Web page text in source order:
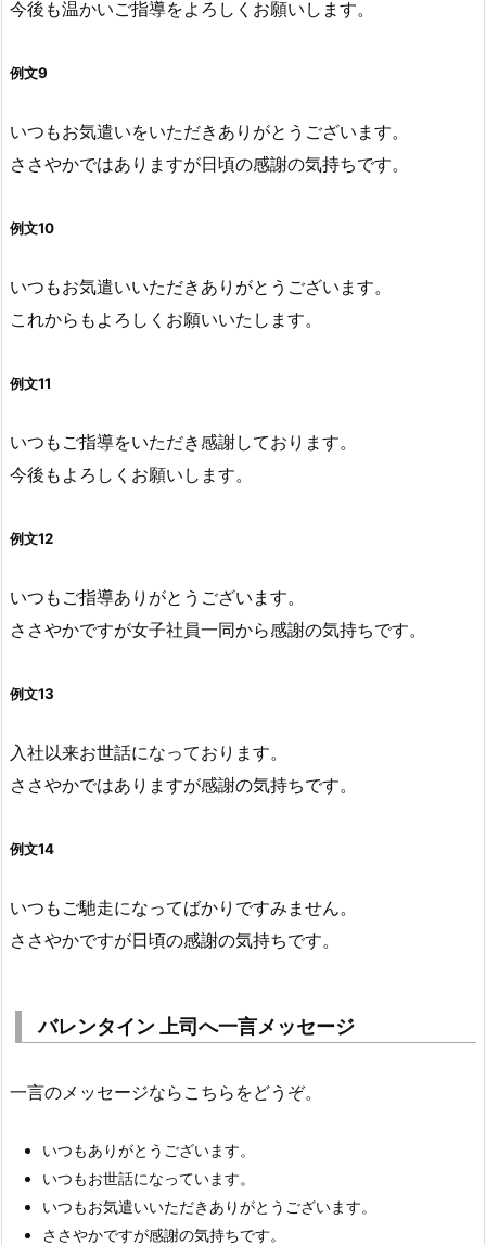
今後も温かいご指導をよろしくお願いします。
例文9
いつもお気遣いをいただきありがとうございます。
ささやかではありますが日頃の感謝の気持ちです。
例文10
いつもお気遣いいただきありがとうございます。
これからもよろしくお願いいたします。
例文11
いつもご指導をいただき感謝しております。
今後もよろしくお願いします。
例文12
いつもご指導ありがとうございます。
ささやかですが女子社員一同から感謝の気持ちです。
例文13
入社以来お世話になっております。
ささやかではありますが感謝の気持ちです。
例文14
いつもご馳走になってばかりですみません。
ささやかですが日頃の感謝の気持ちです。
バレンタイン 上司へ一言メッセージ
一言のメッセージならこちらをどうぞ。
いつもありがとうございます。
いつもお世話になっています。
いつもお気遣いいただきありがとうございます。
ささやかですが感謝の気持ちです。